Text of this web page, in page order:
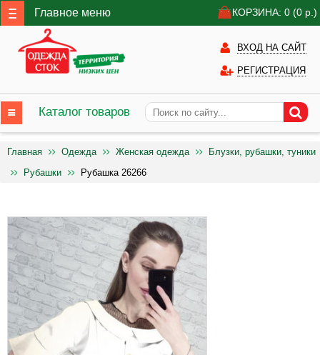
Главное меню КОРЗИНА: 0 (0 р.)
ВХОД НА САЙТ
РЕГИСТРАЦИЯ
Каталог товаров
Главная Одежда Женская одежда
Блузки, рубашки, туники
Рубашки
Рубашка 26266